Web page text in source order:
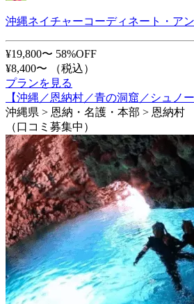
沖縄ネイチャーコーディネート・ア
¥19,800〜 58%OFF
¥8,400〜
（税込）
プランを見る
【沖縄／恩納村／青の洞窟／シュノ
沖縄県 > 恩納・名護・本部 > 恩納村
（口コミ募集中）